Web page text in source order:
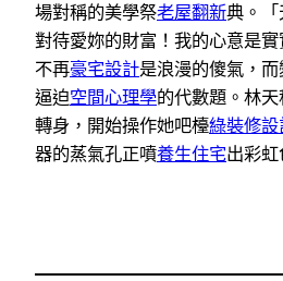
場對稱的美學祭老屋翻新典。
對待愛妳的財富！我的心意是
不再豪宅設計是浪漫的傻氣，
逼迫空間心理學的代數題。林
轉身，開始操作她吧檯綠裝修設
器的蒸氣孔正噴養生住宅出彩虹